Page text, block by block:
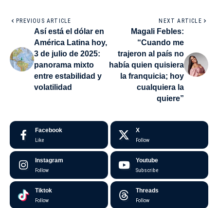
PREVIOUS ARTICLE
Así está el dólar en
América Latina hoy,
3 de julio de 2025:
panorama mixto
entre estabilidad y
volatilidad
NEXT ARTICLE
Magali Febles:
“Cuando me
trajeron al país no
había quien quisiera
la franquicia; hoy
cualquiera la
quiere”
Facebook
Like
X
Follow
Instagram
Follow
Youtube
Subscribe
Tiktok
Follow
Threads
Follow